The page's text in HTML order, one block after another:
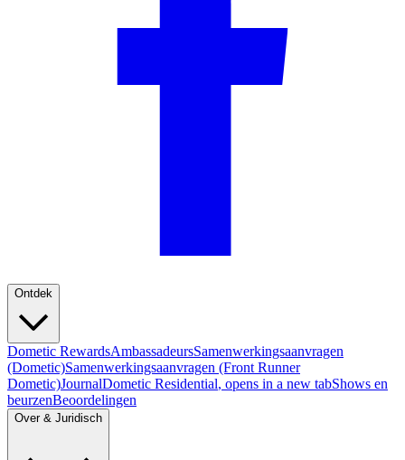
Ontdek
Dometic RewardsAmbassadeursSamenwerkingsaanvragen
(Dometic)Samenwerkingsaanvragen (Front Runner
Dometic)JournalDometic Residential, opens in a new tabShows en
beurzenBeoordelingen
Over & Juridisch